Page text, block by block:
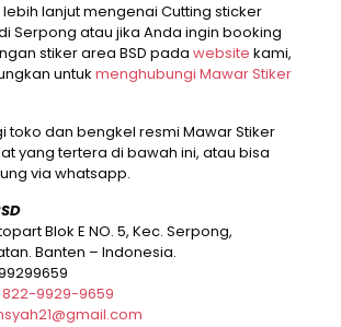
lanjut mengenai Cutting sticker
Serpong atau jika Anda ingin booking
stiker area BSD pada website kami,
untuk menghubungi Mawar Stiker
toko dan bengkel resmi Mawar Stiker
yang tertera di bawah ini, atau bisa
via whatsapp.
Blok E NO. 5, Kec. Serpong,
Banten – Indonesia.
822-9929-9659